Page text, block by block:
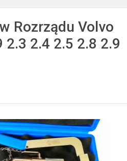
Rozrządu Volvo
2.3 2.4 2.5 2.8 2.9